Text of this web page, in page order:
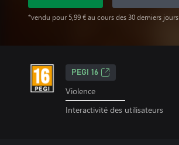
*vendu pour 5,99 € au cours des 30 derniers jours
PEGI 16
Violence
Interactivité des utilisateurs